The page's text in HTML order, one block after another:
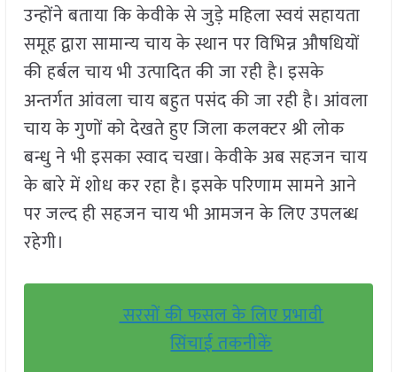
उन्होंने बताया कि केवीके से जुड़े महिला स्वयं सहायता
समूह द्वारा सामान्य चाय के स्थान पर विभिन्न औषधियों
की हर्बल चाय भी उत्पादित की जा रही है। इसके
अन्तर्गत आंवला चाय बहुत पसंद की जा रही है। आंवला
चाय के गुणों को देखते हुए जिला कलक्टर श्री लोक
बन्धु ने भी इसका स्वाद चखा। केवीके अब सहजन चाय
के बारे में शोध कर रहा है। इसके परिणाम सामने आने
पर जल्द ही सहजन चाय भी आमजन के लिए उपलब्ध
रहेगी।
सरसों की फसल के लिए प्रभावी
सिंचाई तकनीकें